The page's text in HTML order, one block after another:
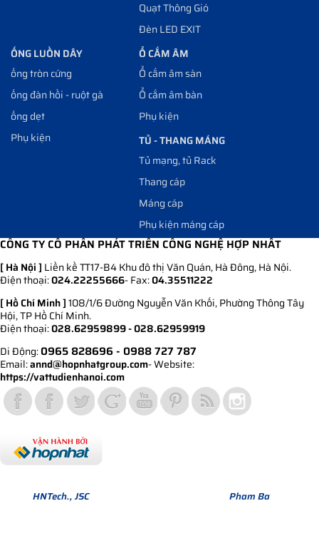
Quạt Thông Gió
Đèn LED EXIT
ỐNG LUỒN DÂY
ống tròn cứng
ống đàn hồi - ruột gà
ống dẹt
Phụ kiện
Ổ CẮM ÂM
Ổ cắm âm sàn
Ổ cắm âm bàn
Phụ kiện
TỦ - THANG MÁNG
Tủ mạng, tủ Rack
Thang cáp
Máng cáp
Phụ kiện máng cáp
CÔNG TY CỔ PHẦN PHÁT TRIỂN CÔNG NGHỆ HỢP NHẤT
[ Hà Nội ] Liền kề TT17-B4 Khu đô thị Văn Quán, Hà Đông, Hà Nội.
Điện thoại:024.22255666- Fax:04.35511222
[ Hồ Chí Minh ]108/1/6 Đường Nguyễn Văn Khối, Phường Thông Tây
Hội, TP Hồ Chí Minh.
Điện thoại:028.62959899 - 028.62959919
Di Động:0965 828696 - 0988 727 787
Email:annd@hopnhatgroup.com- Website:
https://vattudienhanoi.com
HNTech., JSC Pham Ba